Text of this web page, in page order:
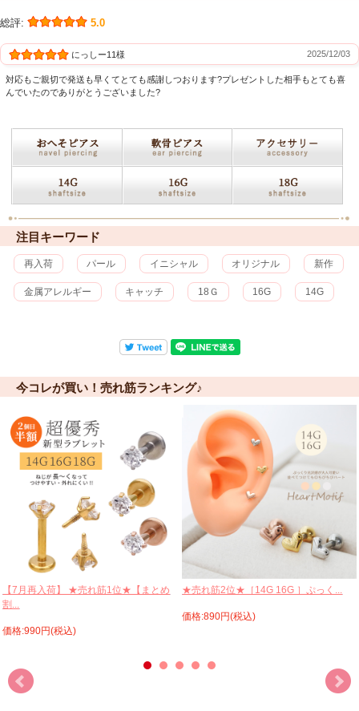
総評: 5.0
にっしー11様 2025/12/03
対応もご親切で発送も早くてとても感謝しつおります?プレゼントした相手もとても喜
んでいたのでありがとうございました?
注目キーワード
再入荷 パール イニシャル オリジナル 新作
金属アレルギー キャッチ 18Ｇ 16G 14G
今コレが買い！売れ筋ランキング♪
【7月再入荷】 ★売れ筋1位★【まとめ
割...
価格:990円(税込)
★売れ筋2位★［14G 16G ］ぷっく...
価格:890円(税込)